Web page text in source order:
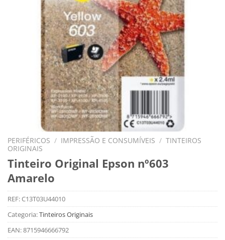
PERIFÉRICOS / IMPRESSÃO E CONSUMÍVEIS / TINTEIROS
ORIGINAIS
Tinteiro Original Epson nº603
Amarelo
REF:C13T03U44010
Categoria:Tinteiros Originais
EAN:8715946666792